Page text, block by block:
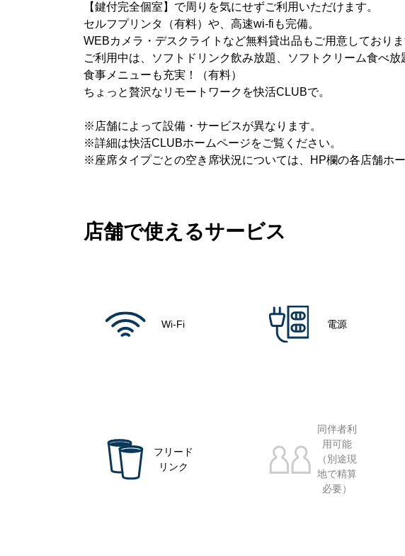
【鍵付完全個室】で周りを気にせずご利用いただけます。
セルフプリンタ（有料）や、高速wi-fiも完備。
WEBカメラ・デスクライトなど無料貸出品もご用意しておりま
ご利用中は、ソフトドリンク飲み放題、ソフトクリーム食べ放
食事メニューも充実！（有料）
ちょっと贅沢なリモートワークを快活CLUBで。
※店舗によって設備・サービスが異なります。
※詳細は快活CLUBホームページをご覧ください。
※座席タイプごとの空き席状況については、HP欄の各店舗ホ
店舗で使えるサービス
Wi-Fi 電源
フリード
リンク
同伴者利
用可能
（別途現
地で精算
必要）